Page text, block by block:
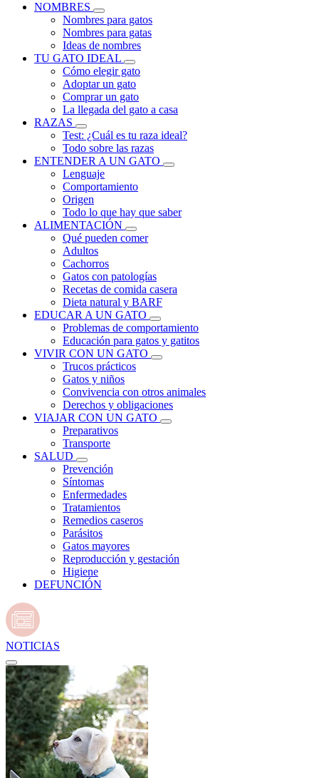
NOMBRES
Nombres para gatos
Nombres para gatas
Ideas de nombres
TU GATO IDEAL
Cómo elegir gato
Adoptar un gato
Comprar un gato
La llegada del gato a casa
RAZAS
Test: ¿Cuál es tu raza ideal?
Todo sobre las razas
ENTENDER A UN GATO
Lenguaje
Comportamiento
Origen
Todo lo que hay que saber
ALIMENTACIÓN
Qué pueden comer
Adultos
Cachorros
Gatos con patologías
Recetas de comida casera
Dieta natural y BARF
EDUCAR A UN GATO
Problemas de comportamiento
Educación para gatos y gatitos
VIVIR CON UN GATO
Trucos prácticos
Gatos y niños
Convivencia con otros animales
Derechos y obligaciones
VIAJAR CON UN GATO
Preparativos
Transporte
SALUD
Prevención
Síntomas
Enfermedades
Tratamientos
Remedios caseros
Parásitos
Gatos mayores
Reproducción y gestación
Higiene
DEFUNCIÓN
NOTICIAS